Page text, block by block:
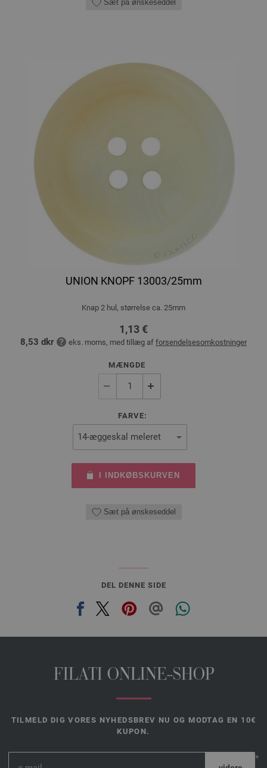
Sæt på ønskeseddel
UNION KNOPF 13003/25mm
Knap 2 hul, størrelse ca. 25mm
1,13 €
8,53 dkr eks. moms, med tillæg af forsendelsesomkostninger
MÆNGDE
FARVE:
I INDKØBSKURVEN
Sæt på ønskeseddel
DEL DENNE SIDE
FILATI ONLINE-SHOP
TILMELD DIG VORES NYHEDSBREV NU OG MODTAG EN 10€
KUPON.
*